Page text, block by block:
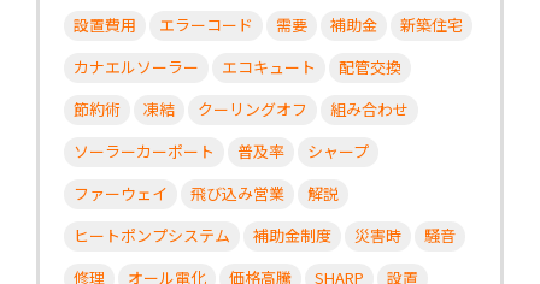
設置費用
エラーコード 需要 補助金
新築住宅
カナエルソーラー
エコキュート
配管交換
節約術
凍結 クーリングオフ
組み合わせ
ソーラーカーポート
普及率
シャープ
ファーウェイ
飛び込み営業
解説
ヒートポンプシステム
補助金制度 災害時
騒音
修理
オール電化 価格高騰 SHARP
設置